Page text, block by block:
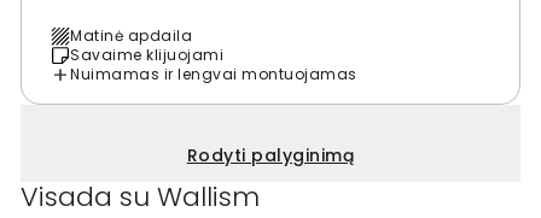
Matinė apdaila
Savaime klijuojami
Nuimamas ir lengvai montuojamas
Rodyti palyginimą
Visada su Wallism